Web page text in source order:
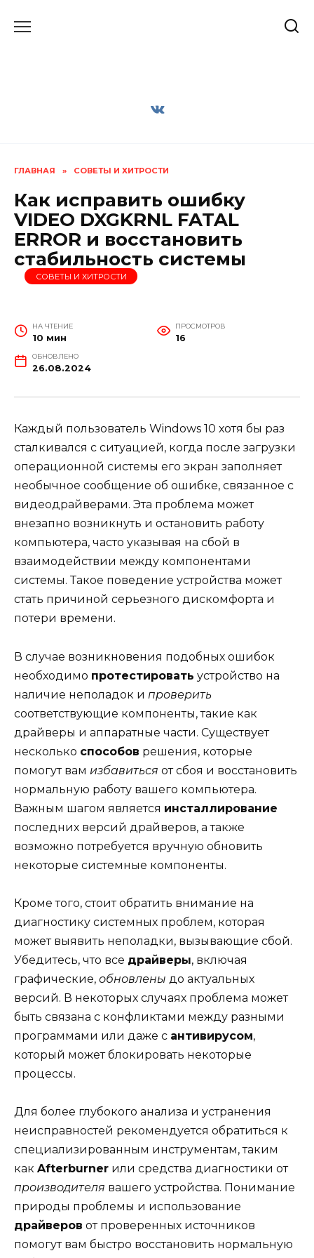
ГЛАВНАЯ » СОВЕТЫ И ХИТРОСТИ
Как исправить ошибку
VIDEO DXGKRNL FATAL
ERROR и восстановить
стабильность системы
СОВЕТЫ И ХИТРОСТИ
НА ЧТЕНИЕ
10 мин
ПРОСМОТРОВ
16
ОБНОВЛЕНО
26.08.2024
Каждый пользователь Windows 10 хотя бы раз
сталкивался с ситуацией, когда после загрузки
операционной системы его экран заполняет
необычное сообщение об ошибке, связанное с
видеодрайверами. Эта проблема может
внезапно возникнуть и остановить работу
компьютера, часто указывая на сбой в
взаимодействии между компонентами
системы. Такое поведение устройства может
стать причиной серьезного дискомфорта и
потери времени.
В случае возникновения подобных ошибок
необходимо протестировать устройство на
наличие неполадок и проверить
соответствующие компоненты, такие как
драйверы и аппаратные части. Существует
несколько способов решения, которые
помогут вам избавиться от сбоя и восстановить
нормальную работу вашего компьютера.
Важным шагом является инсталлирование
последних версий драйверов, а также
возможно потребуется вручную обновить
некоторые системные компоненты.
Кроме того, стоит обратить внимание на
диагностику системных проблем, которая
может выявить неполадки, вызывающие сбой.
Убедитесь, что все драйверы, включая
графические, обновлены до актуальных
версий. В некоторых случаях проблема может
быть связана с конфликтами между разными
программами или даже с антивирусом,
который может блокировать некоторые
процессы.
Для более глубокого анализа и устранения
неисправностей рекомендуется обратиться к
специализированным инструментам, таким
как Afterburner или средства диагностики от
производителя вашего устройства. Понимание
природы проблемы и использование
драйверов от проверенных источников
помогут вам быстро восстановить нормальную